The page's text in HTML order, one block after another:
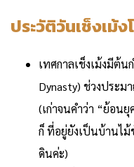
ประวัติวันเช็งเม้
เทศกาลเช็งเม้งมีต้
Dynasty) ช่วงประ
(เก่าจนคำว่า “ย้อน
ก็ ที่อยู่ยังเป็นบ้านไ
ดินค่ะ)